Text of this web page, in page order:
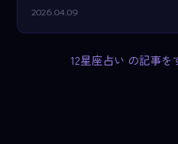
2026.04.09
12星座占い の記事